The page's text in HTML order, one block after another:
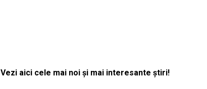
Vezi aici cele mai noi și mai interesante știri!